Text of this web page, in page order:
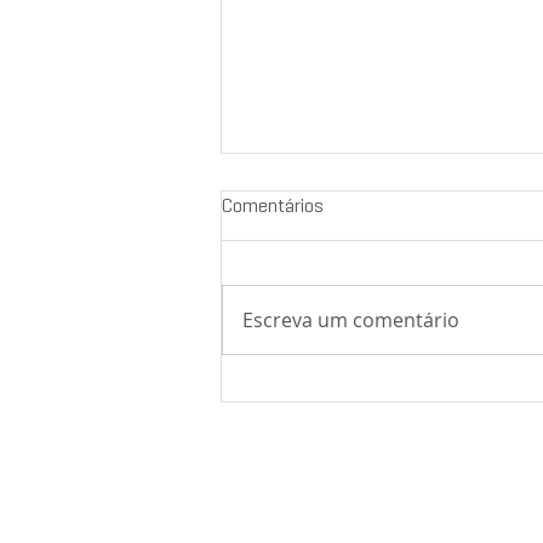
Comentários
Escreva um comentário